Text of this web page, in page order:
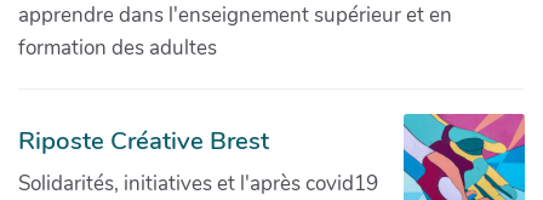
apprendre dans l'enseignement supérieur et en
formation des adultes
Riposte Créative Brest
Solidarités, initiatives et l'après covid19